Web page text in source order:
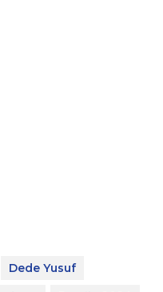
Dede Yusuf